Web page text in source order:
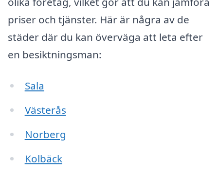
priser och tjänster. Här är några av de
städer där du kan överväga att leta efter
en besiktningsman:
Sala
Västerås
Norberg
Kolbäck